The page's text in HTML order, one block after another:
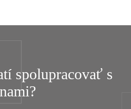
spolupracovať s
nami?